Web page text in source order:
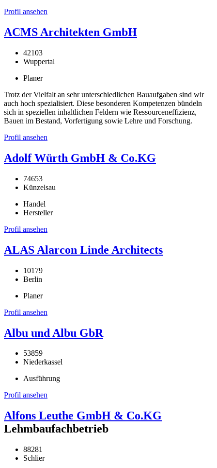
Profil ansehen
ACMS Architekten GmbH
42103
Wuppertal
Planer
Trotz der Vielfalt an sehr unterschiedlichen Bauaufgaben sind wir
auch hoch spezialisiert. Diese besonderen Kompetenzen bündeln
sich in speziellen inhaltlichen Feldern wie Ressourceneffizienz,
Bauen im Bestand, Vorfertigung sowie Lehre und Forschung.
Profil ansehen
Adolf Würth GmbH & Co.KG
74653
Künzelsau
Handel
Hersteller
Profil ansehen
ALAS Alarcon Linde Architects
10179
Berlin
Planer
Profil ansehen
Albu und Albu GbR
53859
Niederkassel
Ausführung
Profil ansehen
Alfons Leuthe GmbH & Co.KG
Lehmbaufachbetrieb
88281
Schlier